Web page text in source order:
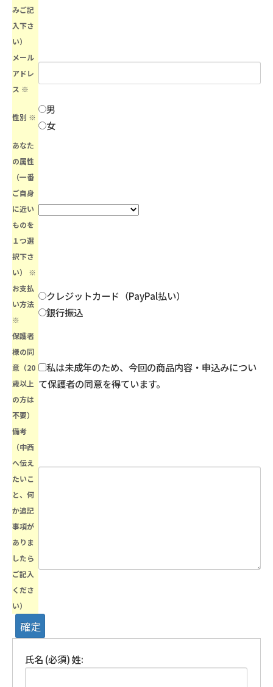
みご記
入下さ
い）
メール
アドレ
ス ※
性別 ※
男
女
あなた
の属性
（一番
ご自身
に近い
ものを
１つ選
択下さ
い） ※
お支払
い方法
※
クレジットカード（PayPal払い）
銀行振込
保護者
様の同
意（20
歳以上
の方は
不要）
私は未成年のため、今回の商品内容・申込みについ
て保護者の同意を得ています。
備考
（中西
へ伝え
たいこ
と、何
か追記
事項が
ありま
したら
ご記入
くださ
い）
氏名 (必須)姓: